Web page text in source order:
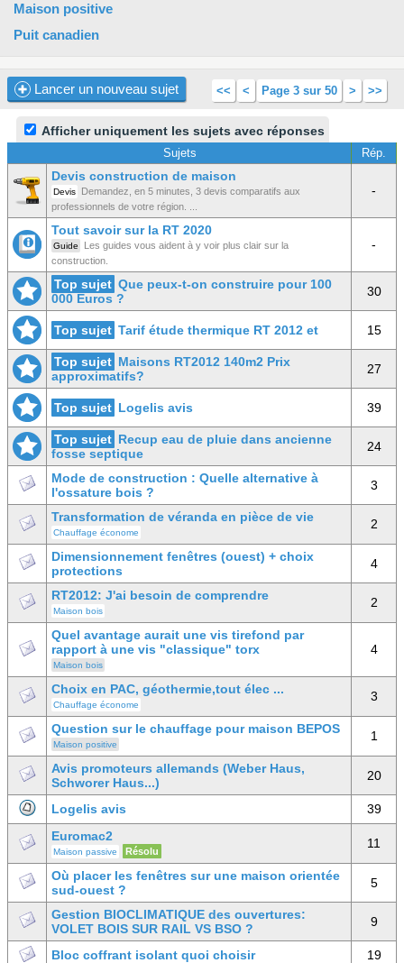
Maison positive
Puit canadien
<< < Page 3 sur 50 > >>
Lancer un nouveau sujet
Afficher uniquement les sujets avec réponses
Sujets Rép.
Devis construction de maison
Devis
Demandez, en 5 minutes, 3 devis comparatifs aux
professionnels de votre région. ...
-
Tout savoir sur la RT 2020
Guide
Les guides vous aident à y voir plus clair sur la
construction.
-
Top sujet Que peux-t-on construire pour 100
000 Euros ?
30
Top sujet Tarif étude thermique RT 2012 et 15
Top sujet Maisons RT2012 140m2 Prix
approximatifs?
27
Top sujet Logelis avis 39
Top sujet Recup eau de pluie dans ancienne
fosse septique
24
Mode de construction : Quelle alternative à
l'ossature bois ?
3
Transformation de véranda en pièce de vie
Chauffage économe
2
Dimensionnement fenêtres (ouest) + choix
protections
4
RT2012: J'ai besoin de comprendre
Maison bois
2
Quel avantage aurait une vis tirefond par
rapport à une vis "classique" torx
Maison bois
4
Choix en PAC, géothermie,tout élec ...
Chauffage économe
3
Question sur le chauffage pour maison BEPOS
Maison positive
1
Avis promoteurs allemands (Weber Haus,
Schworer Haus...)
20
Logelis avis
39
Euromac2
Maison passive Résolu
11
Où placer les fenêtres sur une maison orientée
sud-ouest ?
5
Gestion BIOCLIMATIQUE des ouvertures:
VOLET BOIS SUR RAIL VS BSO ?
9
Bloc coffrant isolant quoi choisir
19